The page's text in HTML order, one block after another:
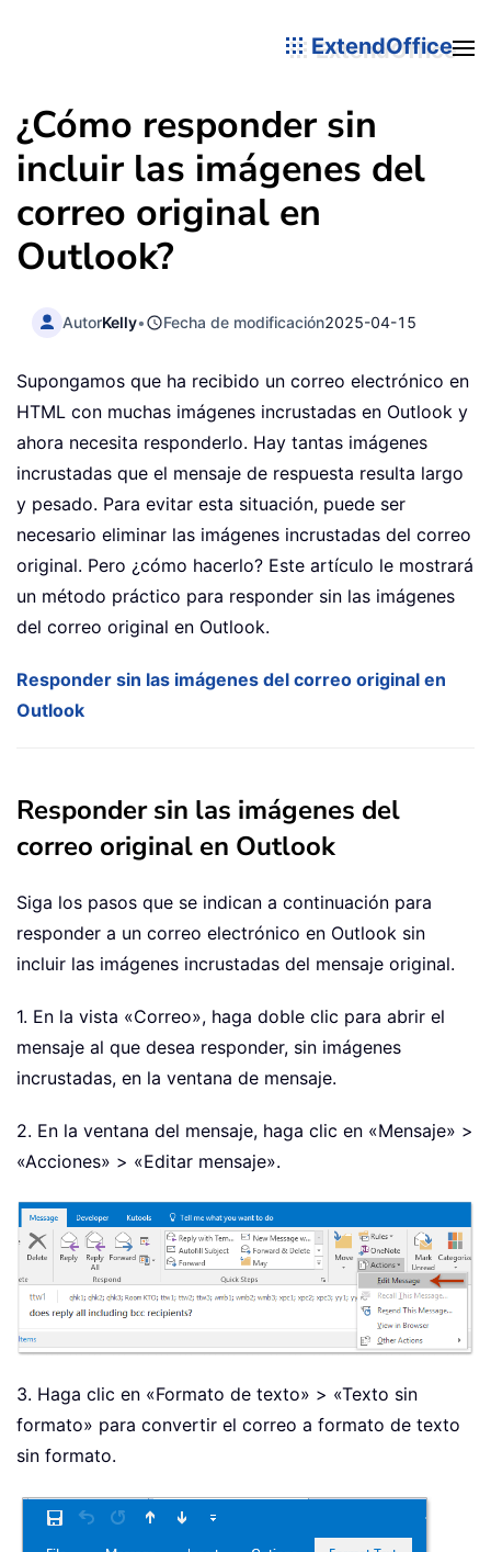
ExtendOffice
¿Cómo responder sin
incluir las imágenes del
correo original en
Outlook?
AutorKelly• Fecha de modificación2025-04-15
Supongamos que ha recibido un correo electrónico en
HTML con muchas imágenes incrustadas en Outlook y
ahora necesita responderlo. Hay tantas imágenes
incrustadas que el mensaje de respuesta resulta largo
y pesado. Para evitar esta situación, puede ser
necesario eliminar las imágenes incrustadas del correo
original. Pero ¿cómo hacerlo? Este artículo le mostrará
un método práctico para responder sin las imágenes
del correo original en Outlook.
Responder sin las imágenes del correo original en
Outlook
Responder sin las imágenes del
correo original en Outlook
Siga los pasos que se indican a continuación para
responder a un correo electrónico en Outlook sin
incluir las imágenes incrustadas del mensaje original.
1. En la vista «Correo», haga doble clic para abrir el
mensaje al que desea responder, sin imágenes
incrustadas, en la ventana de mensaje.
2. En la ventana del mensaje, haga clic en «Mensaje» >
«Acciones» > «Editar mensaje».
3. Haga clic en «Formato de texto» > «Texto sin
formato» para convertir el correo a formato de texto
sin formato.